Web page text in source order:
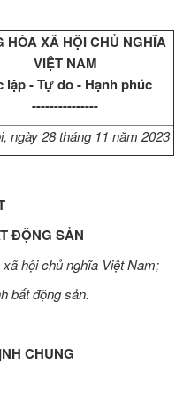
HÒA XÃ HỘI CHỦ NGHĨA
VIỆT NAM
lập - Tự do - Hạnh phúc
---------------
ngày 28 tháng 11 năm 2023
ĐỘNG SẢN
hội chủ nghĩa Việt Nam;
bất động sản.
CHUNG